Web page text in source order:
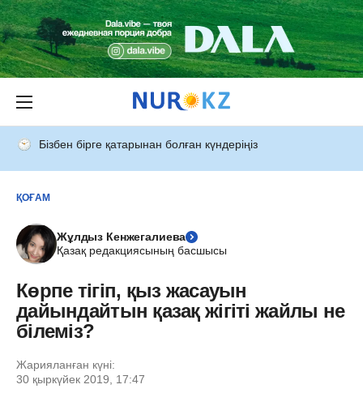
Бізбен бірге қатарынан болған күндеріңіз
ҚОҒАМ
Жұлдыз Кенжегалиева
Қазақ редакциясының басшысы
Көрпе тігіп, қыз жасауын
дайындайтын қазақ жігіті жайлы не
білеміз?
Жарияланған күні:
30 қыркүйек 2019, 17:47